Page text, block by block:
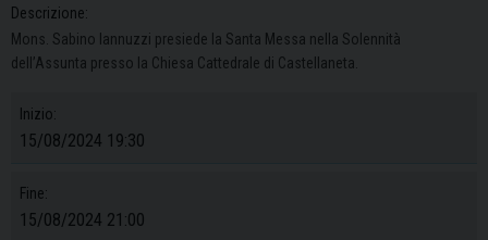
Descrizione:
Mons. Sabino Iannuzzi presiede la Santa Messa nella Solennità
dell’Assunta presso la Chiesa Cattedrale di Castellaneta.
Inizio:
15/08/2024 19:30
Fine:
15/08/2024 21:00